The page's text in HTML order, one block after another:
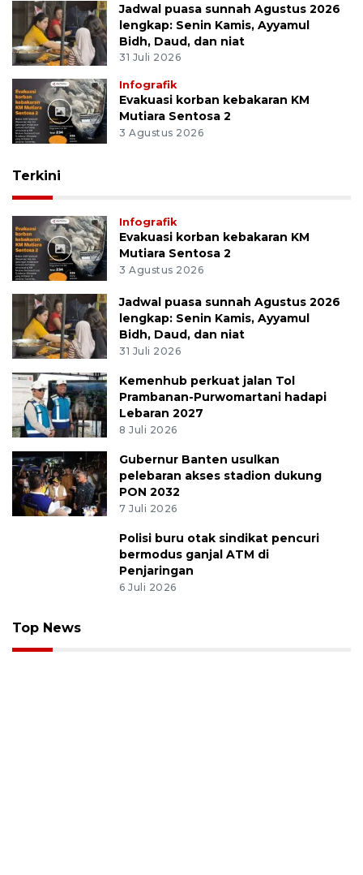
Jadwal puasa sunnah Agustus 2026
lengkap: Senin Kamis, Ayyamul
Bidh, Daud, dan niat
31 Juli 2026
Infografik
Evakuasi korban kebakaran KM
Mutiara Sentosa 2
3 Agustus 2026
Terkini
Infografik
Evakuasi korban kebakaran KM
Mutiara Sentosa 2
3 Agustus 2026
Jadwal puasa sunnah Agustus 2026
lengkap: Senin Kamis, Ayyamul
Bidh, Daud, dan niat
31 Juli 2026
Kemenhub perkuat jalan Tol
Prambanan-Purwomartani hadapi
Lebaran 2027
8 Juli 2026
Gubernur Banten usulkan
pelebaran akses stadion dukung
PON 2032
7 Juli 2026
Polisi buru otak sindikat pencuri
bermodus ganjal ATM di
Penjaringan
6 Juli 2026
Top News